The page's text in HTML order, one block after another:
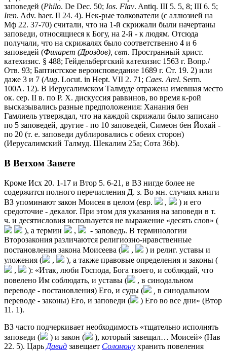
заповедей (Philo. De Dec. 50; Ios. Flav. Antiq. III 5. 5, 8; III 6. 5;
Iren. Adv. haer. II 24. 4). Нек-рые толкователи (с аллюзией на
Мф 22. 37-70) считали, что на 1-й скрижали были начертаны
заповеди, относящиеся к Богу, на 2-й - к людям. Отсюда
получали, что на скрижалях было соответственно 4 и 6
заповедей (Филарет (Дроздов), свт. Пространный христ.
катехизис. § 488; Гейдельбергский катехизис 1563 г. Вопр./
Отв. 93; Баптистское вероисповедание 1689 г. Ст. 19. 2) или
даже 3 и 7 (Aug. Locut. in Hept. VII 2. 71; Caes. Arel. Serm.
100A. 12). В Иерусалимском Талмуде отражена имевшая место
ок. сер. II в. по Р. Х. дискуссия раввинов, во время к-рой
высказывались разные предположения: Ханания бен
Гамлиель утверждал, что на каждой скрижали было записано
по 5 заповедей, другие - по 10 заповедей, Симеон бен Йохай -
по 20 (т. е. заповеди дублировались с обеих сторон)
(Иерусалимский Талмуд. Шекалим 25a; Сота 36b).
В Ветхом Завете
Кроме Исх 20. 1-17 и Втор 5. 6-21, в ВЗ нигде более не
содержится полного перечисления Д. з. Во мн. случаях книги
ВЗ упоминают закон Моисея в целом (евр.
,
) и его
средоточие - декалог. При этом для указания на заповеди в т.
ч. и десятисловия используется не выражение «десять слов» (
), а термин
,
- заповедь. В терминологии
Второзакония различаются религиозно-нравственные
постановления закона Моисеева (
,
) и религ. уставы и
уложения (
,
), а также правовые определения и законы (
,
): «Итак, люби Господа, Бога твоего, и соблюдай, что
повелено Им соблюдать, и уставы (
, в синодальном
переводе - постановления) Его, и суды (
в синодальном
переводе - законы) Его, и заповеди (
) Его во все дни» (Втор
11. 1).
ВЗ часто подчеркивает необходимость «тщательно исполнять
заповеди (
) и закон (
), который завещал… Моисей» (Нав
22. 5). Царь Давид завещает Соломону хранить повеления